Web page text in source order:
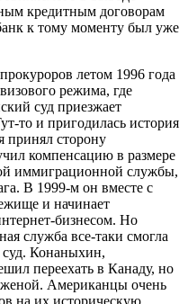
кредитным договорам
к тому моменту был уже
летом 1996 года
режима, где
суд приезжает
то и пригодилась история
принял сторону
компенсацию в размере
иммиграционной службы,
В 1999-м он вместе с
и начинает
бизнесом. Но
служба все-таки смогла
суд. Конаныхин,
переехать в Канаду, но
женой. Американцы очень